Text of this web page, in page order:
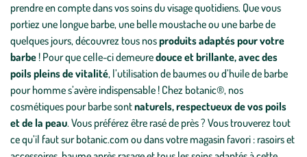
prendre en compte dans vos soins du visage quotidiens. Que vous
portiez une longue barbe, une belle moustache ou une barbe de
quelques jours, découvrez tous nosproduits adaptés pour votre
barbe ! Pour que celle-ci demeuredouce et brillante, avec des
poils pleins de vitalité, l’utilisation de baumes ou d’huile de barbe
pour homme s’avère indispensable ! Chez botanic®, nos
cosmétiques pour barbe sontnaturels, respectueux de vos poils
et de la peau. Vous préférez être rasé de près ? Vous trouverez tout
ce qu’il faut sur botanic.com ou dans votre magasin favori : rasoirs et